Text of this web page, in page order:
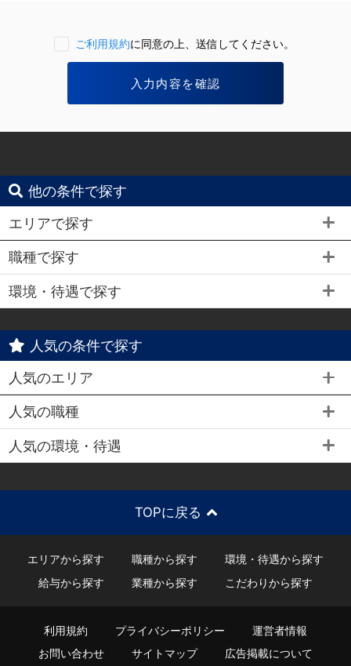
ご利用規約に同意の上、送信してください。
他の条件で探す
エリアで探す
職種で探す
環境・待遇で探す
人気の条件で探す
人気のエリア
人気の職種
人気の環境・待遇
TOPに戻る
エリアから探す 職種から探す
環境・待遇から探す
給与から探す
業種から探す こだわりから探す
利用規約 プライバシーポリシー
運営者情報
お問い合わせ
サイトマップ 広告掲載について